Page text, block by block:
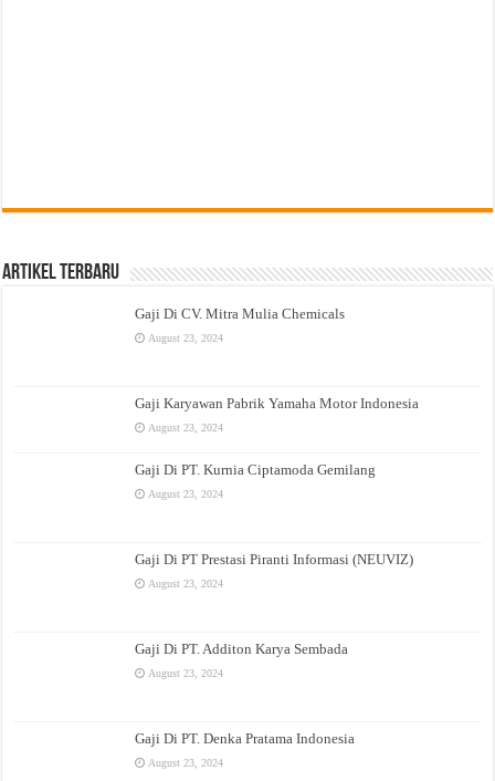
Artikel Terbaru
Gaji Di CV. Mitra Mulia Chemicals
August 23, 2024
Gaji Karyawan Pabrik Yamaha Motor Indonesia
August 23, 2024
Gaji Di PT. Kurnia Ciptamoda Gemilang
August 23, 2024
Gaji Di PT Prestasi Piranti Informasi (NEUVIZ)
August 23, 2024
Gaji Di PT. Additon Karya Sembada
August 23, 2024
Gaji Di PT. Denka Pratama Indonesia
August 23, 2024